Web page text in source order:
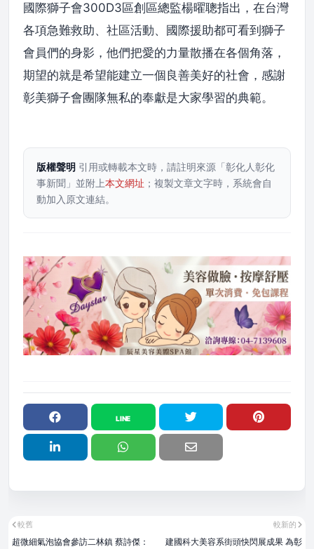
國際獅子會300D3區創區總監楊曜聰指出，在台灣
各項急難救助、社區活動、國際援助都可看到獅子
會員們的身影，他們把愛的力量散播在各個角落，
期望的就是希望能建立一個良善美好的社會，感謝
彰美獅子會團隊無私的奉獻是大家學習的典範。
版權聲明 引用或轉載本文時，請註明來源「彰化人彰化
事新聞」並附上本文網址 ；複製文章文字時，系統會自
動加入原文連結。
較新的
建國科大美容系街頭快閃展成果 為彰
較舊
超微細氣泡協會參訪二林鎮 蔡詩傑：